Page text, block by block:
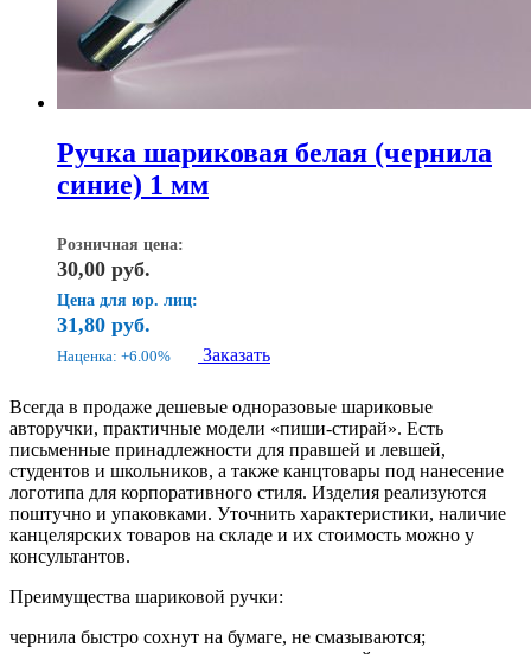
Ручка шариковая белая (чернила
синие) 1 мм
Розничная цена:
30,00 руб.
Цена для юр. лиц:
31,80 руб.
Наценка: +6.00% Заказать
Всегда в продаже дешевые одноразовые шариковые
авторучки, практичные модели «пиши-стирай». Есть
письменные принадлежности для правшей и левшей,
студентов и школьников, а также канцтовары под нанесение
логотипа для корпоративного стиля. Изделия реализуются
поштучно и упаковками. Уточнить характеристики, наличие
канцелярских товаров на складе и их стоимость можно у
консультантов.
Преимущества шариковой ручки:
чернила быстро сохнут на бумаге, не смазываются;